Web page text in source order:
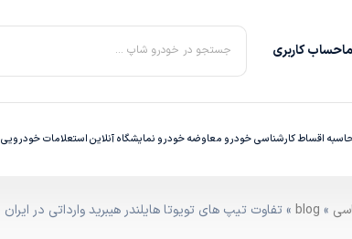
حساب کاربری جستجو در خودرو شاپ ...
اقساطکارشناسی خودرو معاوضه خودرو نمایشگاه آنلایناستعلامات خودرویی
»
blog » تفاوت تیپ های تویوتا هایلندر هیبرید وارداتی در ایران